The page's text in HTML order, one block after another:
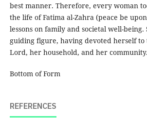
best manner. Therefore, every woman
the life of Fatima al-Zahra (peace be
lessons on family and societal well-being.
guiding figure, having devoted herself
Lord, her household, and her community.
Bottom of Form
REFERENCES